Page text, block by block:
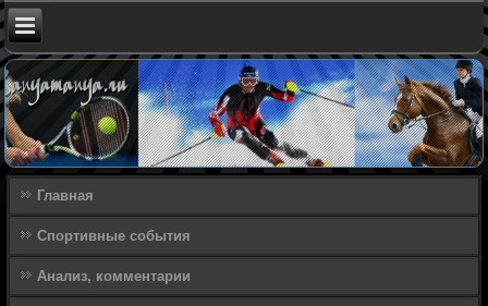
Главная
Спортивные события
Анализ, комментарии